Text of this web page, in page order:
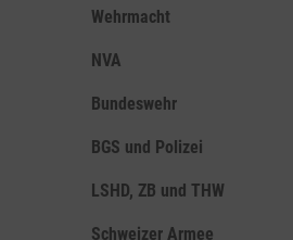
Wehrmacht
NVA
Bundeswehr
BGS und Polizei
LSHD, ZB und THW
Schweizer Armee